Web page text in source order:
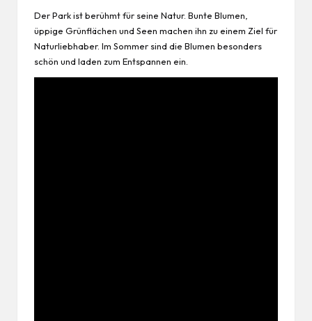
Der Park ist berühmt für seine Natur. Bunte Blumen,
üppige Grünflächen und Seen machen ihn zu einem Ziel für
Naturliebhaber. Im Sommer sind die Blumen besonders
schön und laden zum Entspannen ein.